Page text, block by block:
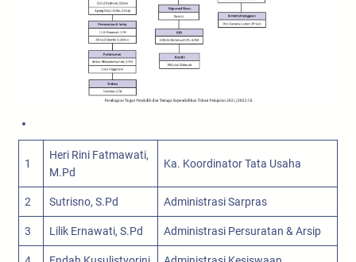
1
Heri Rini Fatmawati,
M.Pd
Ka. Koordinator Tata Usaha
2 Sutrisno, S.Pd Administrasi Sarpras
3 Lilik Ernawati, S.Pd Administrasi Persuratan & Arsip